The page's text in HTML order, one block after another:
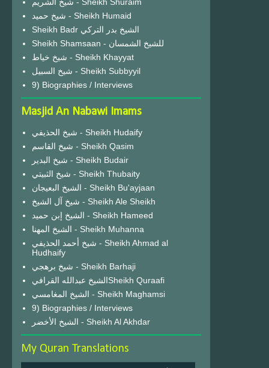
شيخ حميد - Sheikh Humaid
Sheikh Badr الشيخ بدر التركي
Sheikh Shamsaan - للشيخ الشمسان
شيخ خياط - Sheikh Khayyat
شيخ السبيل - Sheikh Subbyyil
9) Biographies / Interviews
Masjid An Nabawi Imams
شيخ الحذيفي - Sheikh Hudaify
شيخ القاسم - Sheikh Qasim
شيخ البدير - Sheikh Budair
شيخ الثبيتي - Sheikh Thubaity
الشيخ البعيجان - Sheikh Bu'ayjaan
شيخ آل الشيخ - Sheikh Ale Sheikh
الشيخ إبن حميد - Sheikh Hameed
الشيخ المهنا - Sheikh Muhanna
شيخ أحمد الحذيفي - Sheikh Ahmad al
Hudhaify
شيخ برهجي - Sheikh Barhaji
الشيخ عبدالله القرافيSheikh Quraafi
الشيخ المغامسي - Sheikh Maghamsi
9) Biographies / Interviews
الشيخ الأخضر - Sheikh Al Akhdar
My Quran Translations